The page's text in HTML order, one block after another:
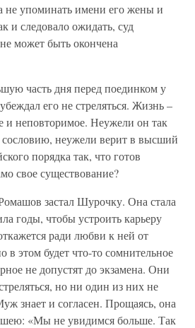
не упоминать имени его жены и
и следовало ожидать, суд
может быть оконче­на
часть дня перед поединком у
его не стреляться. Жизнь –
и неповторимое. Неужели он так
неужели верит в высший
порядка так, что готов
свое существование?
застал Шурочку. Она стала
годы, чтобы устроить карьеру
ради любви к ней от
в этом будет что-то сомнительное
не допустят до экзамена. Они
но ни один из них не
знает и согласен. Прощаясь, она
шею: «Мы не увидимся больше. Так